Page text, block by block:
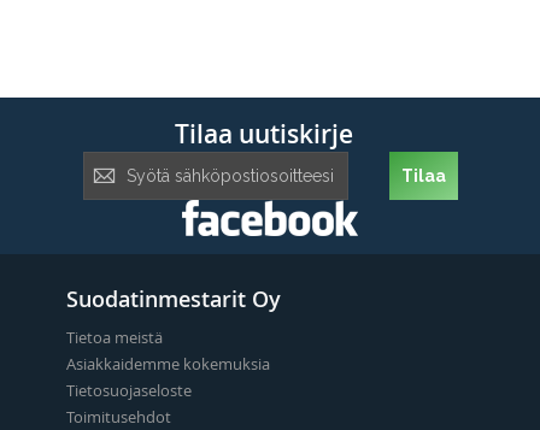
Tilaa uutiskirje
uutiskirje:
Tilaa
Suodatinmestarit Oy
Tietoa meistä
Asiakkaidemme kokemuksia
Tietosuojaseloste
Toimitusehdot